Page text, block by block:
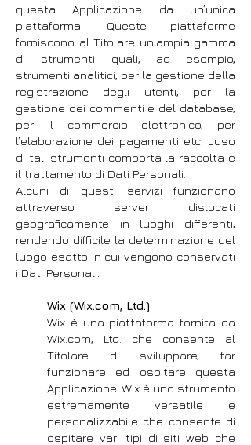
questa Applicazione da un’unica
piattaforma. Queste piattaforme
forniscono al Titolare un'ampia gamma
di strumenti quali, ad esempio,
strumenti analitici, per la gestione della
registrazione degli utenti, per la
gestione dei commenti e del database,
per il commercio elettronico, per
l’elaborazione dei pagamenti etc. L’uso
di tali strumenti comporta la raccolta e
il trattamento di Dati Personali.
Alcuni di questi servizi funzionano
attraverso server dislocati
geograficamente in luoghi differenti,
rendendo difficile la determinazione del
luogo esatto in cui vengono conservati
i Dati Personali.
Wix (Wix.com, Ltd.)
Wix è una piattaforma fornita da
Wix.com, Ltd. che consente al
Titolare di sviluppare, far
funzionare ed ospitare questa
Applicazione. Wix è uno strumento
estremamente versatile e
personalizzabile che consente di
ospitare vari tipi di siti web che